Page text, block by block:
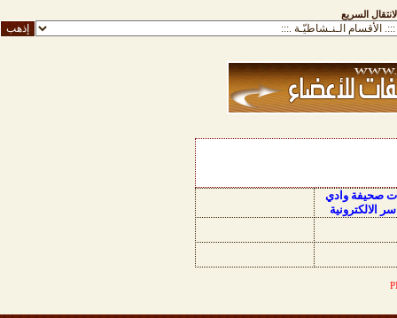
السريع
صحيفة وادي
الالكترونية